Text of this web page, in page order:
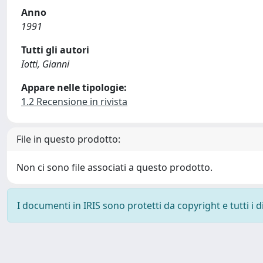
Anno
1991
Tutti gli autori
Iotti, Gianni
Appare nelle tipologie:
1.2 Recensione in rivista
File in questo prodotto:
Non ci sono file associati a questo prodotto.
I documenti in IRIS sono protetti da copyright e tutti i